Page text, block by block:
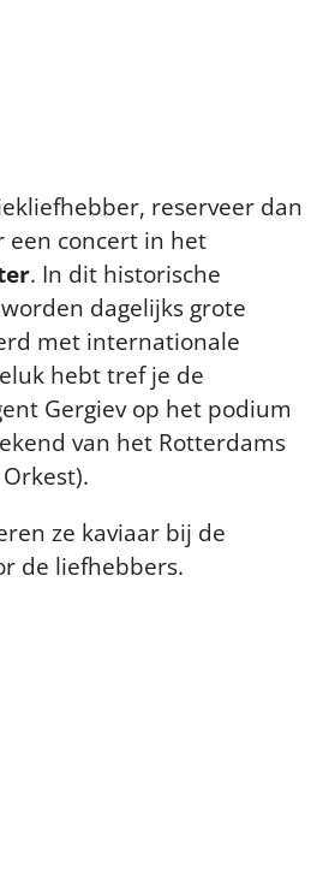
reserveer dan
een concert in het
. In dit historische
dagelijks grote
met internationale
hebt tref je de
Gergiev op het podium
van het Rotterdams
ze kaviaar bij de
de liefhebbers.